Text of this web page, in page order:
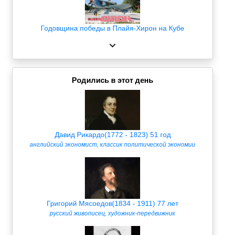
Годовщина победы в Плайя-Хирон на Кубе
Родились в этот день
Давид Рикардо(1772 - 1823) 51 год
английский экономист, классик политической экономии
Григорий Мясоедов(1834 - 1911) 77 лет
русский живописец, художник-передвижник